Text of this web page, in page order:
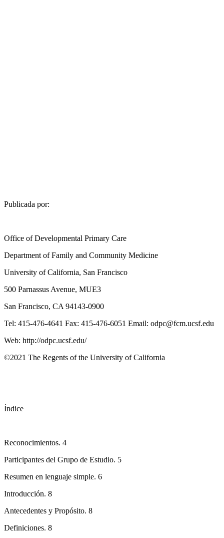
Publicada por:
Office of Developmental Primary Care
Department of Family and Community Medicine
University of California, San Francisco
500 Parnassus Avenue, MUE3
San Francisco, CA 94143-0900
Tel: 415-476-4641 Fax: 415-476-6051 Email: odpc@fcm.ucsf.edu
Web: http://odpc.ucsf.edu/
©2021 The Regents of the University of California
Índice
Reconocimientos. 4
Participantes del Grupo de Estudio. 5
Resumen en lenguaje simple. 6
Introducción. 8
Antecedentes y Propósito. 8
Definiciones. 8